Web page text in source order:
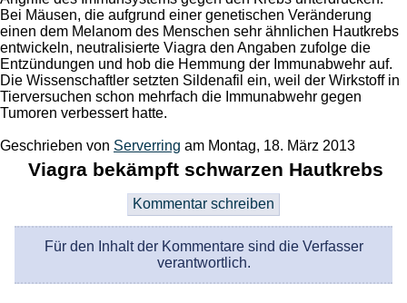
Bei Mäusen, die aufgrund einer genetischen Veränderung
einen dem Melanom des Menschen sehr ähnlichen Hautkrebs
entwickeln, neutralisierte Viagra den Angaben zufolge die
Entzündungen und hob die Hemmung der Immunabwehr auf.
Die Wissenschaftler setzten Sildenafil ein, weil der Wirkstoff in
Tierversuchen schon mehrfach die Immunabwehr gegen
Tumoren verbessert hatte.
Geschrieben von Serverring am Montag, 18. März 2013
Viagra bekämpft schwarzen Hautkrebs
Für den Inhalt der Kommentare sind die Verfasser
verantwortlich.